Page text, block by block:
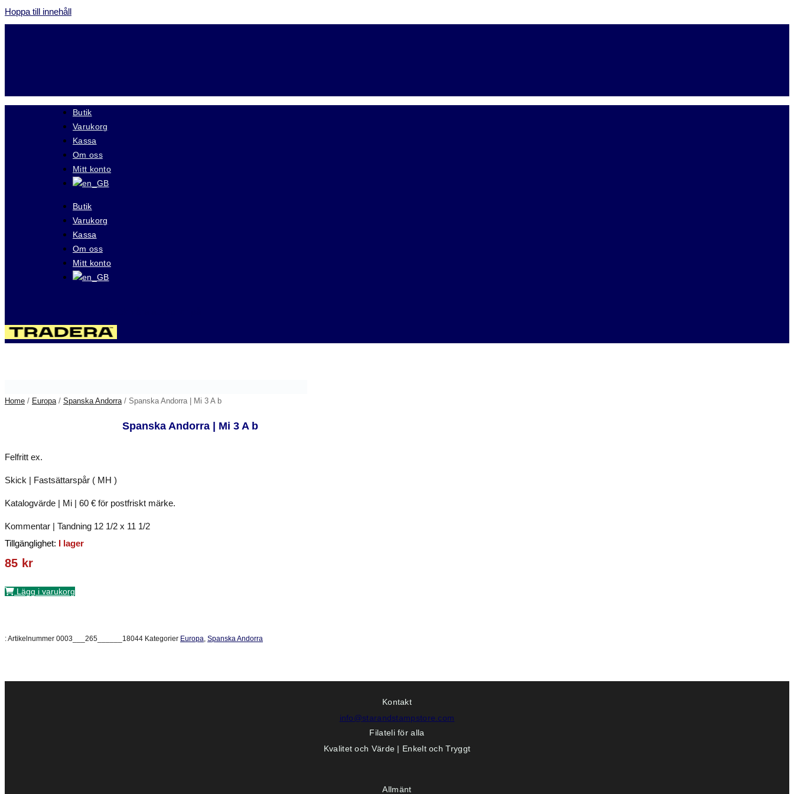
Hoppa till innehåll
Butik
Varukorg
Kassa
Om oss
Mitt konto
Butik
Varukorg
Kassa
Om oss
Mitt konto
Home / Europa / Spanska Andorra / Spanska Andorra | Mi 3 A b
Spanska Andorra | Mi 3 A b
Felfritt ex.
Skick | Fastsättarspår ( MH )
Katalogvärde | Mi | 60 € för postfriskt märke.
Kommentar | Tandning 12 1/2 x 11 1/2
Tillgänglighet: I lager
85 kr
Lägg i varukorg
:Artikelnummer 0003___265______18044 Kategorier Europa, Spanska Andorra
Kontakt
info@starandstampstore.com
Filateli för alla
Kvalitet och Värde | Enkelt och Tryggt
Allmänt